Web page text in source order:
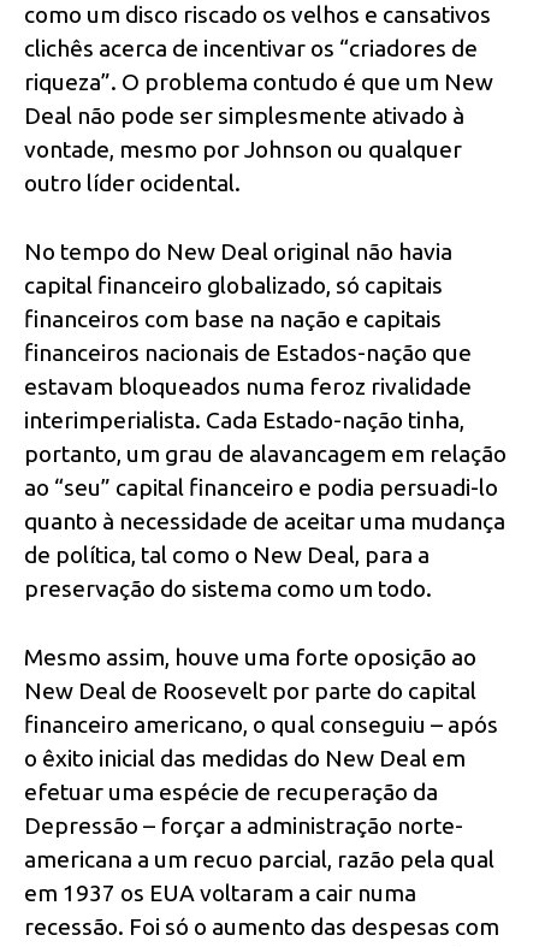
como um disco riscado os velhos e cansativos
clichês acerca de incentivar os “criadores de
riqueza”. O problema contudo é que um New
Deal não pode ser simplesmente ativado à
vontade, mesmo por Johnson ou qualquer
outro líder ocidental.
No tempo do New Deal original não havia
capital financeiro globalizado, só capitais
financeiros com base na nação e capitais
financeiros nacionais de Estados-nação que
estavam bloqueados numa feroz rivalidade
interimperialista. Cada Estado-nação tinha,
portanto, um grau de alavancagem em relação
ao “seu” capital financeiro e podia persuadi-lo
quanto à necessidade de aceitar uma mudança
de política, tal como o New Deal, para a
preservação do sistema como um todo.
Mesmo assim, houve uma forte oposição ao
New Deal de Roosevelt por parte do capital
financeiro americano, o qual conseguiu – após
o êxito inicial das medidas do New Deal em
efetuar uma espécie de recuperação da
Depressão – forçar a administração norte-
americana a um recuo parcial, razão pela qual
em 1937 os EUA voltaram a cair numa
recessão. Foi só o aumento das despesas com